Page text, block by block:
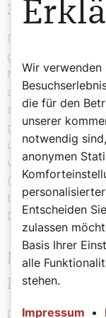
361°
Der Podcast
Menschen, die
aufzeigen.
aus Theorie und
gelingendes
und die Frage
weitergehen?“
(ksoe)
bietet in 30 bis 40
Denkanstöße für
DerPodcast der
Wir
die für den
unserer
notwendig
anonymen
Entscheiden
zulassen
Basis Ihrer
alle
stehen.
Impressum •